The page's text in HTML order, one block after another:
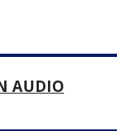
AUDIO